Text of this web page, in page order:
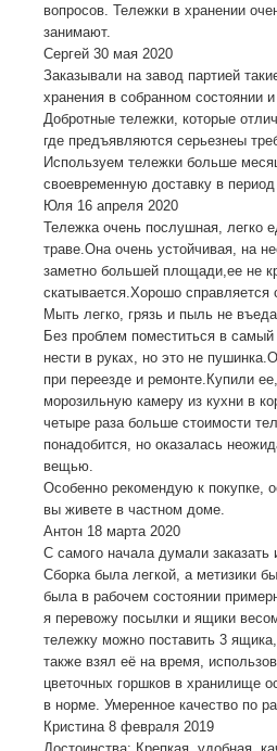
вопросов. Тележки в хранении
занимают.
Сергей 30 мая 2020
Заказывали на завод партией
хранения в собранном состоянии
Добротные тележки, которые
где предъявляются серьезнеы
Используем тележки больше
своевременную доставку в период
Юля 16 апреля 2020
Тележка очень послушная, легко
траве.Она очень устойчивая, на
заметно большей площади,ее не
скатывается.Хорошо справляется
Мыть легко, грязь и пыль не
Без проблем поместиться в
нести в руках, но это не
при переезде и ремонте.Купили
морозильную камеру из кухни в
четыре раза больше стоимости
понадобится, но оказалась
вещью.
Особенно рекомендую к покупке,
вы живете в частном доме.
Антон 18 марта 2020
С самого начала думали
Сборка была легкой, а метизики
была в рабочем состоянии
я перевожу посылки и ящики
тележку можно поставить 3
также взял её на время,
цветочных горшков в хранилище
в норме. Умеренное качество по
Кристина 8 февраля 2019